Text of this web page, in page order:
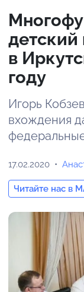
в
году
Игорь
вхождения
17.02.2020
Читайте нас в